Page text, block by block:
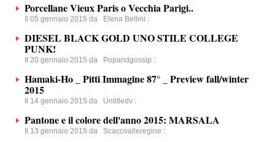
Porcellane Vieux Paris o Vecchia Parigi..
Il 05 gennaio 2015 da Elena Bellini :
DIESEL BLACK GOLD UNO STILE COLLEGE
PUNK!
Il 20 gennaio 2015 da Popandgossip :
Hamaki-Ho _ Pitti Immagine 87° _ Preview fall/winter
2015
Il 14 gennaio 2015 da Untitledv :
Pantone e il colore dell'anno 2015: MARSALA
Il 13 gennaio 2015 da Scaccoalleregine :